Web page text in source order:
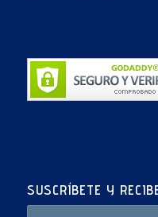
SUSCRÍBETE Y